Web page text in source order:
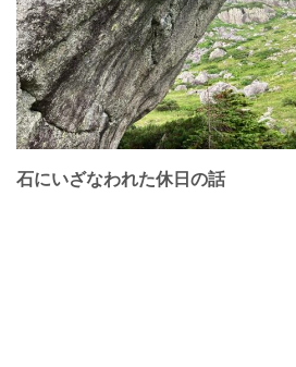
石にいざなわれた休日の話